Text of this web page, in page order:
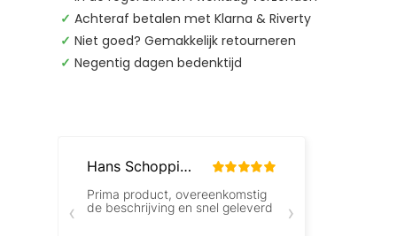
✓ Achteraf betalen met Klarna & Riverty
✓ Niet goed? Gemakkelijk retourneren
✓ Negentig dagen bedenktijd